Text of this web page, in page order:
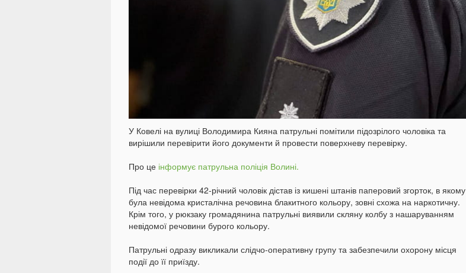
У Ковелі на вулиці Володимира Кияна патрульні помітили підозрілого чоловіка та
вирішили перевірити його документи й провести поверхневу перевірку.
Про це інформує патрульна поліція Волині.
Під час перевірки 42-річний чоловік дістав із кишені штанів паперовий згорток, в якому
була невідома кристалічна речовина блакитного кольору, зовні схожа на наркотичну.
Крім того, у рюкзаку громадянина патрульні виявили скляну колбу з нашаруванням
невідомої речовини бурого кольору.
Патрульні одразу викликали слідчо-оперативну групу та забезпечили охорону місця
події до її приїзду.